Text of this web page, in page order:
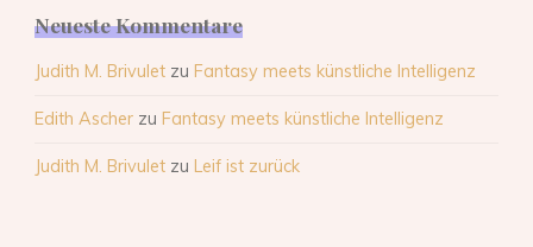
Neueste Kommentare
Judith M. Brivuletzu Fantasy meets künstliche Intelligenz
Edith Ascherzu Fantasy meets künstliche Intelligenz
Judith M. Brivuletzu Leif ist zurück